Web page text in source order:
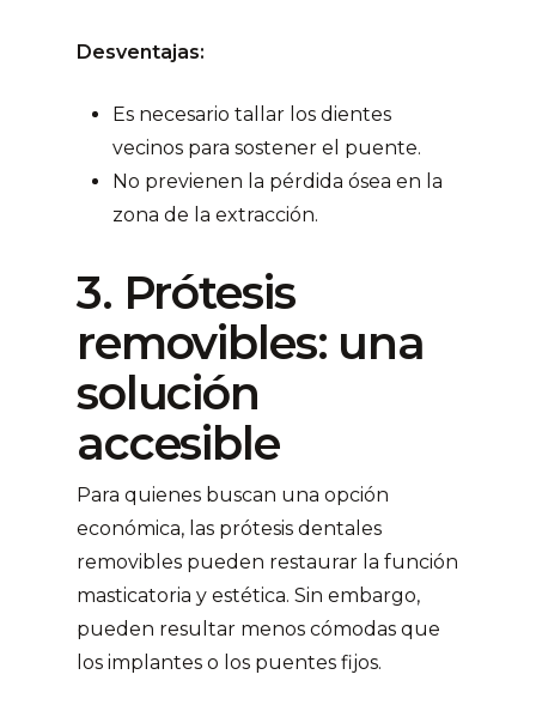
Desventajas:
Es necesario tallar los dientes
vecinos para sostener el puente.
No previenen la pérdida ósea en la
zona de la extracción.
3. Prótesis
removibles: una
solución
accesible
Para quienes buscan una opción
económica, las prótesis dentales
removibles pueden restaurar la función
masticatoria y estética. Sin embargo,
pueden resultar menos cómodas que
los implantes o los puentes fijos.